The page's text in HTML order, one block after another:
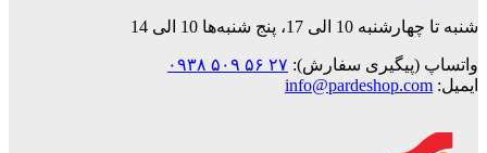
شنبه تا چهارشنبه 10 الی 17، پنج شنبه‌ها 10 الی 14
واتساپ (پیگیری سفارش):۲۷ ۵۶ ۵۰۹ ۰۹۳۸
ایمیل:info@pardeshop.com